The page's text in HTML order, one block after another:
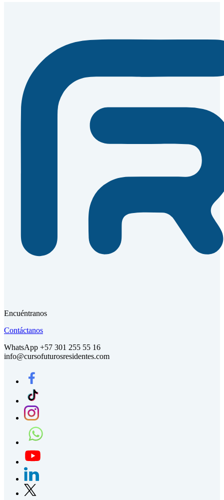
Encuéntranos
Contáctanos
WhatsApp +57 301 255 55 16
info@cursofuturosresidentes.com